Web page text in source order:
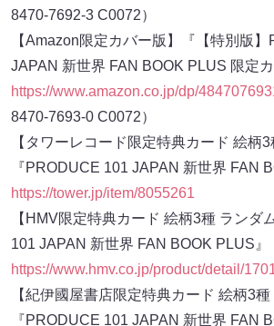
8470-7692-3 C0072）
【Amazon限定カバー版】『【特別版
JAPAN 新世界 FAN BOOK PLUS 限定カ
https://www.amazon.co.jp/dp/
8470-7693-0 C0072）
【タワーレコード限定特典カード 絵柄3
『PRODUCE 101 JAPAN 新世界 FAN
https://tower.jp/item/8055261
【HMV限定特典カード 絵柄3種 ランダ
101 JAPAN 新世界 FAN BOOK PLUS』
https://www.hmv.co.jp/product/detail/
【紀伊國屋書店限定特典カード 絵柄3種
『PRODUCE 101 JAPAN 新世界 FAN